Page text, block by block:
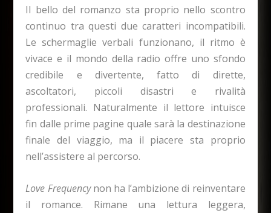
Il bello del romanzo sta proprio nello scontro
continuo tra questi due caratteri incompatibili.
Le schermaglie verbali funzionano, il ritmo è
vivace e il mondo della radio offre uno sfondo
credibile e divertente, fatto di dirette,
ascoltatori, piccoli disastri e rivalità
professionali. Naturalmente il lettore intuisce
fin dalle prime pagine quale sarà la destinazione
finale del viaggio, ma il piacere sta proprio
nell’assistere al percorso.
Love Frequencynon ha l’ambizione di reinventare
il romance. Rimane una lettura leggera,